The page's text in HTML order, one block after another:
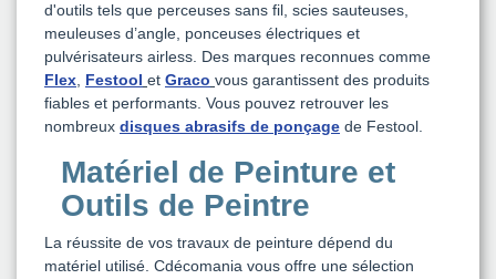
d'outils tels que perceuses sans fil, scies sauteuses,
meuleuses d’angle, ponceuses électriques et
pulvérisateurs airless. Des marques reconnues comme
Flex, Festool et Graco vous garantissent des produits
fiables et performants. Vous pouvez retrouver les
nombreux disques abrasifs de ponçage de Festool.
Matériel de Peinture et
Outils de Peintre
La réussite de vos travaux de peinture dépend du
matériel utilisé. Cdécomania vous offre une sélection